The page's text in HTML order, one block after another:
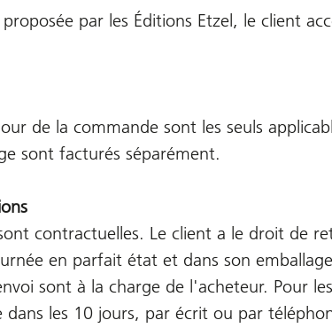
par les Éditions Etzel, le client
de la commande sont les seuls
sont facturés séparément.
contractuelles. Le client a le droit de
en parfait état et dans son
sont à la charge de l'acheteur. Pour
les 10 jours, par écrit ou par